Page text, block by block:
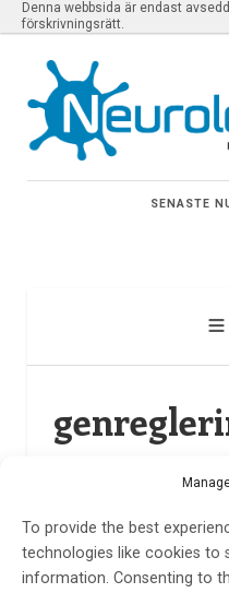
To provide the best
technologies like cookies to
information. Consenting to
Denna webbsida är endast
förskrivningsrätt.
SENASTE